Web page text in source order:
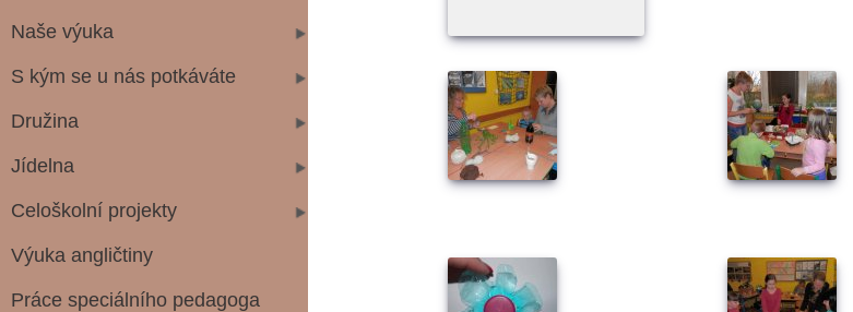
Naše výuka
S kým se u nás potkáváte
Družina
Jídelna
Celoškolní projekty
Výuka angličtiny
Práce speciálního pedagoga